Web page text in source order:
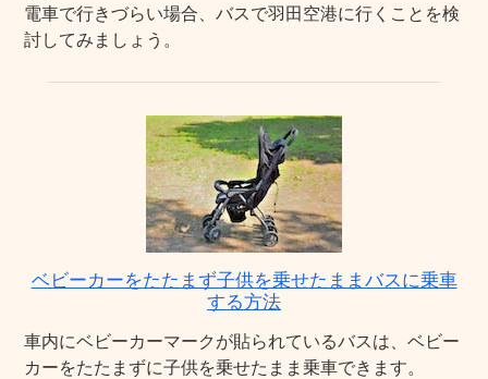
電車で行きづらい場合、バスで羽田空港に行くことを検
討してみましょう。
ベビーカーをたたまず子供を乗せたままバスに乗車
する方法
車内にベビーカーマークが貼られているバスは、ベビー
カーをたたまずに子供を乗せたまま乗車できます。